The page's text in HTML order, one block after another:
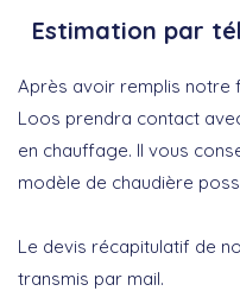
Estimation par
Après avoir remplis notre
Loos prendra contact
en chauffage. Il vous
modèle de chaudière
Le devis récapitulatif de
transmis par mail.